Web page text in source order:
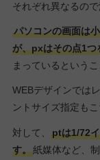
それぞれ異なるので
パソコンの画面は
が、pxはその点1つ
まっているというこ
WEBデザインでは
ントサイズ指定も
対して、
ptは1/72
す。紙媒体など、